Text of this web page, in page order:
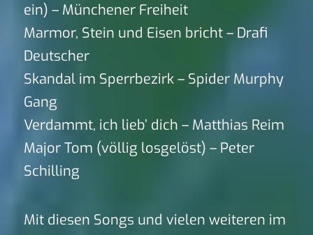
ein) – Münchener Freiheit
Marmor, Stein und Eisen bricht – Drafi
Deutscher
Skandal im Sperrbezirk – Spider Murphy
Gang
Verdammt, ich lieb’ dich – Matthias Reim
Major Tom (völlig losgelöst) – Peter
Schilling
Mit diesen Songs und vielen weiteren im